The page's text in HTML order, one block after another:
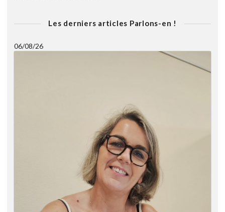
Les derniers articles Parlons-en !
06/08/26